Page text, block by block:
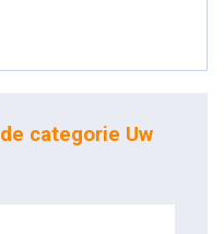
categorie Uw